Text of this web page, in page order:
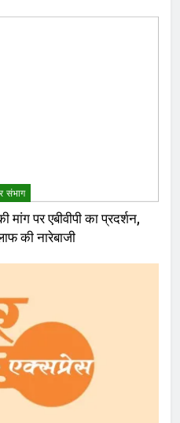
संभाग
पर एबीवीपी का प्रदर्शन,
की नारेबाजी